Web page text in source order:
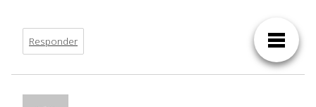
Responder